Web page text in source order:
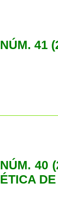
NÚM. 41
NÚM. 40
ÉTICA